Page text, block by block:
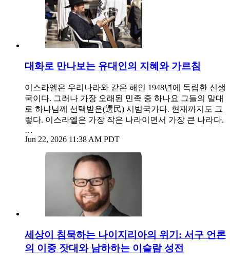
대화로 만나보는 유대인의 지혜와 가르침
이스라엘은 우리나라와 같은 해인 1948년에 독립한 신생
국이다. 그러나 가장 오래된 민족 중 하나요 그들의 말대
로 하나님께 선택받은(選民) 시범국가다. 현재까지도 그
렇다. 이스라엘은 가장 작은 나라이면서 가장 큰 나라다.
…
Jun 22, 2026 11:38 AM PDT
세상이 침묵하는 나이지리아의 위기: 서구 언론
의 이중 잣대와 남하하는 이슬람 성전